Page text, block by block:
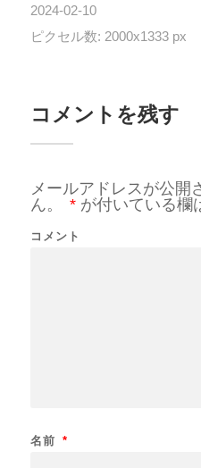
2024-02-10
ピクセル数: 2000x1333 px
コメントを残す
メールアドレスが公開
ん。
*が付いている欄
コメント
名前 *